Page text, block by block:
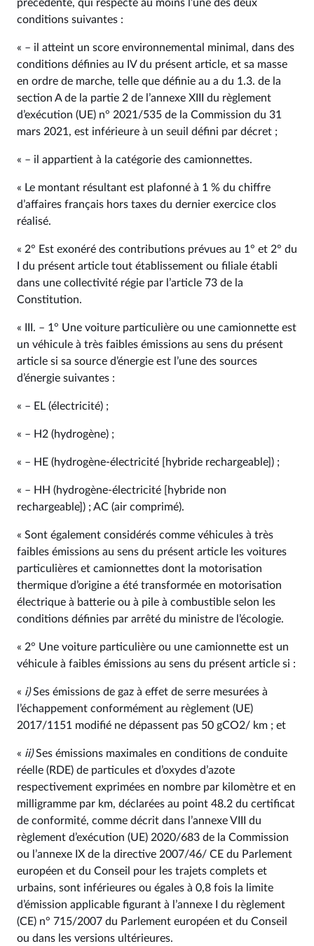
précédente, qui respecte au moins l’une des deux
conditions suivantes :
« – il atteint un score environnemental minimal, dans des
conditions définies au IV du présent article, et sa masse
en ordre de marche, telle que définie au a du 1.3. de la
section A de la partie 2 de l’annexe XIII du règlement
d’exécution (UE) n° 2021/535 de la Commission du 31
mars 2021, est inférieure à un seuil défini par décret ;
« – il appartient à la catégorie des camionnettes.
« Le montant résultant est plafonné à 1 % du chiffre
d’affaires français hors taxes du dernier exercice clos
réalisé.
« 2° Est exonéré des contributions prévues au 1° et 2° du
I du présent article tout établissement ou filiale établi
dans une collectivité régie par l’article 73 de la
Constitution.
« III. – 1° Une voiture particulière ou une camionnette est
un véhicule à très faibles émissions au sens du présent
article si sa source d’énergie est l’une des sources
d’énergie suivantes :
« – EL (électricité) ;
« – H2 (hydrogène) ;
« – HE (hydrogène-électricité [hybride rechargeable]) ;
« – HH (hydrogène-électricité [hybride non
rechargeable]) ; AC (air comprimé).
« Sont également considérés comme véhicules à très
faibles émissions au sens du présent article les voitures
particulières et camionnettes dont la motorisation
thermique d’origine a été transformée en motorisation
électrique à batterie ou à pile à combustible selon les
conditions définies par arrêté du ministre de l’écologie.
« 2° Une voiture particulière ou une camionnette est un
véhicule à faibles émissions au sens du présent article si :
« i)Ses émissions de gaz à effet de serre mesurées à
l’échappement conformément au règlement (UE)
2017/1151 modifié ne dépassent pas 50 gCO2/ km ; et
« ii)Ses émissions maximales en conditions de conduite
réelle (RDE) de particules et d’oxydes d’azote
respectivement exprimées en nombre par kilomètre et en
milligramme par km, déclarées au point 48.2 du certificat
de conformité, comme décrit dans l’annexe VIII du
règlement d’exécution (UE) 2020/683 de la Commission
ou l’annexe IX de la directive 2007/46/ CE du Parlement
européen et du Conseil pour les trajets complets et
urbains, sont inférieures ou égales à 0,8 fois la limite
d’émission applicable figurant à l’annexe I du règlement
(CE) n° 715/2007 du Parlement européen et du Conseil
ou dans les versions ultérieures.